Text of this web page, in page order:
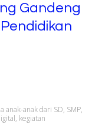
Gandeng
anak dari SD, SMP,
kegiatan